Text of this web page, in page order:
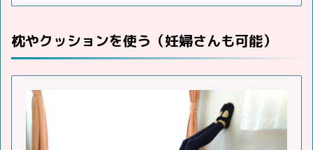
枕やクッションを使う（妊婦さんも可能）